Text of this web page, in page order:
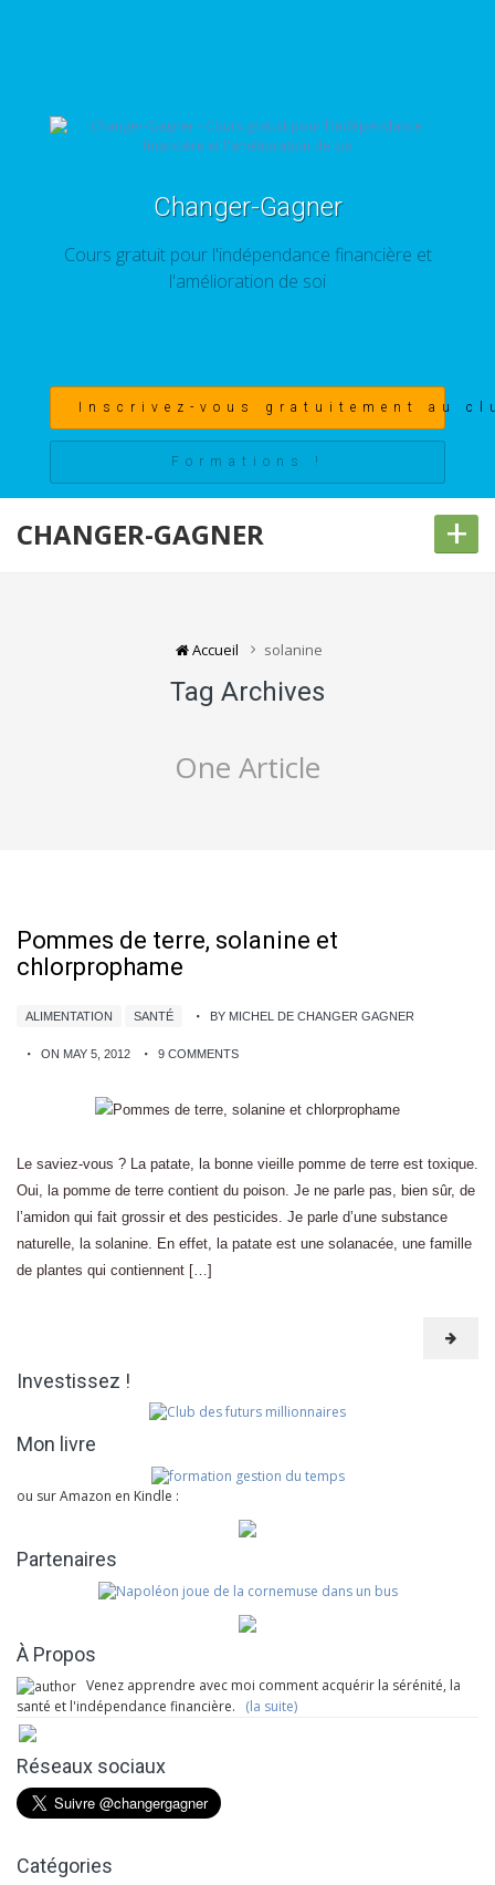
Changer-Gagner
Cours gratuit pour l'indépendance financière et
l'amélioration de soi
Inscrivez-vous gratuitement au
Formations !
CHANGER-GAGNER +
Accueil solanine
Tag Archives
One Article
Pommes de terre, solanine et
chlorprophame
ALIMENTATION SANTÉ BY MICHEL DE CHANGER GAGNER
ON MAY 5, 2012 9 COMMENTS
Le saviez-vous ? La patate, la bonne vieille pomme de terre est toxique.
Oui, la pomme de terre contient du poison. Je ne parle pas, bien sûr, de
l’amidon qui fait grossir et des pesticides. Je parle d’une substance
naturelle, la solanine. En effet, la patate est une solanacée, une famille
de plantes qui contiennent […]
Investissez !
Mon livre
ou sur Amazon en Kindle :
Partenaires
À Propos
Venez apprendre avec moi comment acquérir la sérénité, la
santé et l'indépendance financière. (la suite)
Réseaux sociaux
Catégories